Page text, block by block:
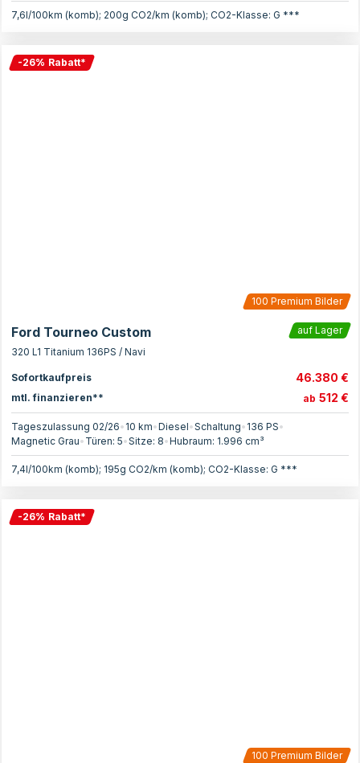
7,6l/100km (komb); 200g CO2/km (komb); CO2-Klasse: G ***
-26% Rabatt*
100 Premium Bilder
Ford Tourneo Custom
auf Lager
320 L1 Titanium 136PS / Navi
Sofortkaufpreis 46.380 €
mtl. finanzieren** ab 512 €
Tageszulassung 02/26• 10 km•Diesel•Schaltung• 136 PS•
Magnetic Grau• Türen: 5•Sitze: 8•Hubraum: 1.996 cm³
7,4l/100km (komb); 195g CO2/km (komb); CO2-Klasse: G ***
-26% Rabatt*
100 Premium Bilder